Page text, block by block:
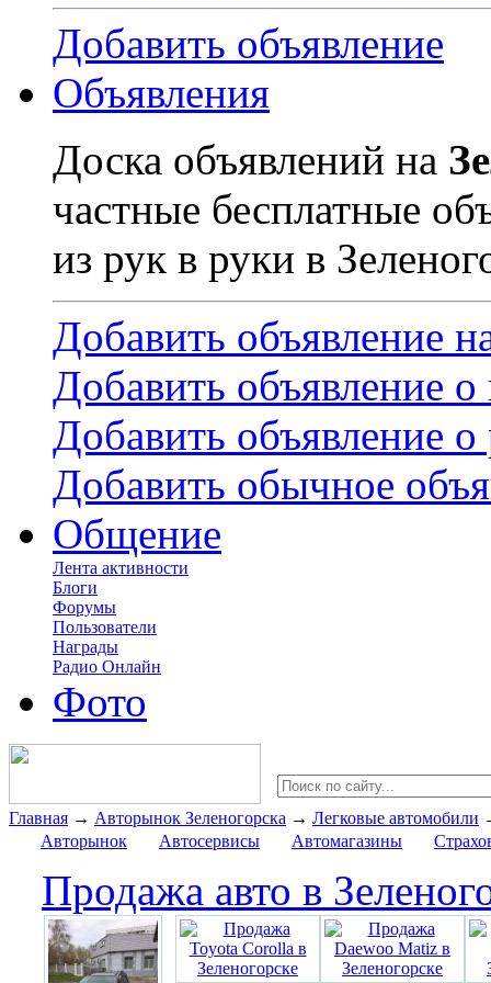
Добавить объявление
Объявления
Доска объявлений на
частные бесплатные
из рук в руки в
Добавить объявление
Добавить объявление
Добавить объявление о
Добавить обычное
Общение
Лента активности
Блоги
Форумы
Пользователи
Награды
Радио Онлайн
Фото
Главная → Авторынок Зеленогорска → Легковые автомобили
Авторынок
Автосервисы Автомагазины
Продажа авто в